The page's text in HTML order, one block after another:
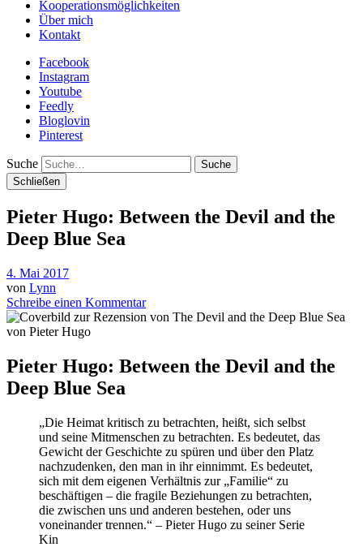
Kooperationsmöglichkeiten
Über mich
Kontakt
Facebook
Instagram
Youtube
Feedly
Bloglovin
Pinterest
Suche
Schließen
Pieter Hugo: Between the Devil and the
Deep Blue Sea
4. Mai 2017
von Lynn
Schreibe einen Kommentar
Pieter Hugo: Between the Devil and the
Deep Blue Sea
„Die Heimat kritisch zu betrachten, heißt, sich selbst
und seine Mitmenschen zu betrachten. Es bedeutet, das
Gewicht der Geschichte zu spüren und über den Platz
nachzudenken, den man in ihr einnimmt. Es bedeutet,
sich mit dem eigenen Verhältnis zur „Familie“ zu
beschäftigen – die fragile Beziehungen zu betrachten,
die zwischen uns und anderen bestehen, oder uns
voneinander trennen.“ – Pieter Hugo zu seiner Serie
Kin